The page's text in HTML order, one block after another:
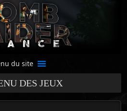
du site
DES JEUX